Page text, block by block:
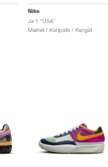
Nike
Ja 1 "USA"
Miehet / Koripallo / Kengät